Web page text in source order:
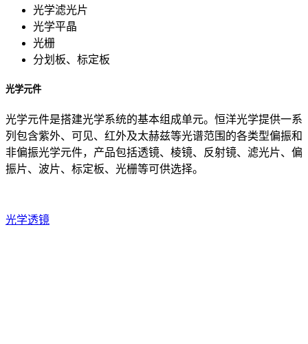
光学滤光片
光学平晶
光栅
分划板、标定板
光学元件
光学元件是搭建光学系统的基本组成单元。恒洋光学提供一系
列包含紫外、可见、红外及太赫兹等光谱范围的各类型偏振和
非偏振光学元件，产品包括透镜、棱镜、反射镜、滤光片、偏
振片、波片、标定板、光栅等可供选择。
光学透镜